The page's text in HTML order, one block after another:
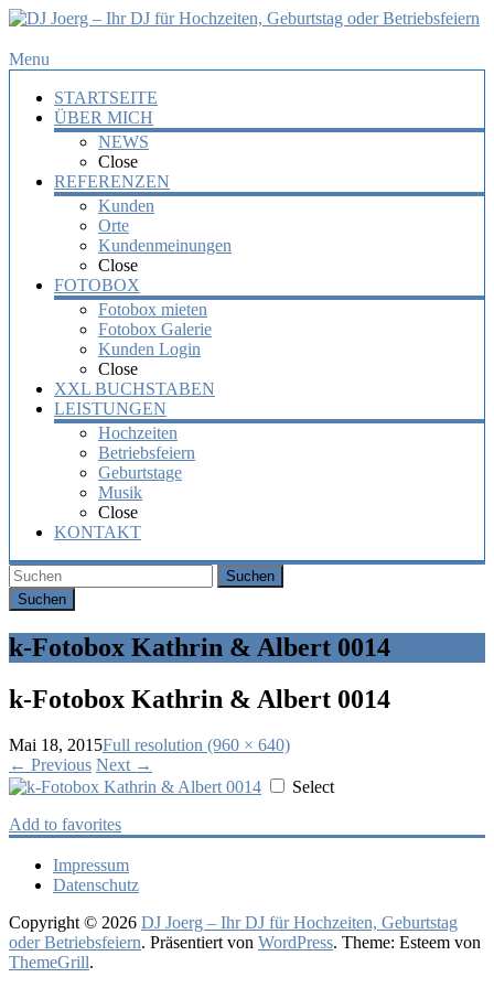
DJ
Hochzeiten,
Geburtstag
Betriebsfeiern
Geburtstag
oder
Firmenfeier.
Menu
STARTSEITE
ÜBER MICH
NEWS
Close
REFERENZEN
Kunden
Orte
Kundenmeinungen
Close
FOTOBOX
Fotobox mieten
Fotobox Galerie
Kunden Login
Close
XXL BUCHSTABEN
LEISTUNGEN
Hochzeiten
Betriebsfeiern
Geburtstage
Musik
Close
KONTAKT
Suchen
k-Fotobox Kathrin & Albert 0014
k-Fotobox Kathrin & Albert 0014
Mai 18, 2015Full resolution (960 × 640)
← Previous Next →
Select
Add to favorites
Impressum
Datenschutz
Copyright © 2026 DJ Joerg – Ihr DJ für Hochzeiten, Geburtstag
oder Betriebsfeiern. Präsentiert von WordPress. Theme: Esteem von
ThemeGrill.